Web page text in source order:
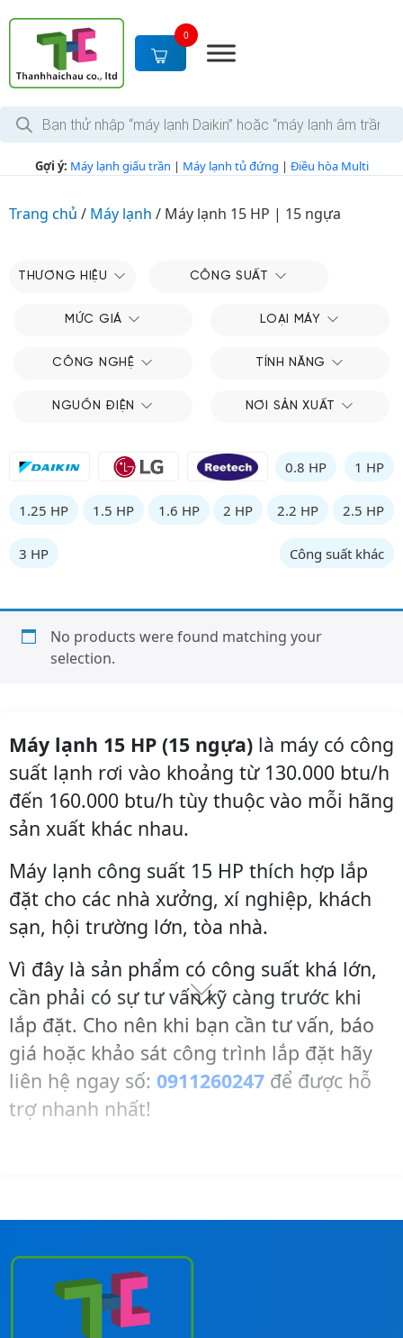
c
0
T
m
i Gợi ý: Máy lạnh giấu trần | Máy lạnh tủ đứng | Điều hòa Multi
Trang chủ / Máy lạnh / Máy lạnh 15 HP | 15 ngựa
THƯƠNG HIỆU CÔNG SUẤT
MỨC GIÁ LOẠI MÁY
CÔNG NGHỆ TÍNH NĂNG
NGUỒN ĐIỆN NƠI SẢN XUẤT
0.8 HP 1 HP
1.25 HP 1.5 HP 1.6 HP 2 HP 2.2 HP 2.5 HP
3 HP Công suất khác
No products were found matching your
selection.
Máy lạnh 15 HP (15 ngựa) là máy có công
suất lạnh rơi vào khoảng từ 130.000 btu/h
đến 160.000 btu/h tùy thuộc vào mỗi hãng
sản xuất khác nhau.
Máy lạnh công suất 15 HP thích hợp lắp
đặt cho các nhà xưởng, xí nghiệp, khách
sạn, hội trường lớn, tòa nhà.
Vì đây là sản phẩm có công suất khá lớn,
cần phải có sự tư vấn kỹ càng trước khi
lắp đặt. Cho nên khi bạn cần tư vấn, báo
giá hoặc khảo sát công trình lắp đặt hãy
liên hệ ngay số: 0911260247 để được hỗ
trợ nhanh nhất!